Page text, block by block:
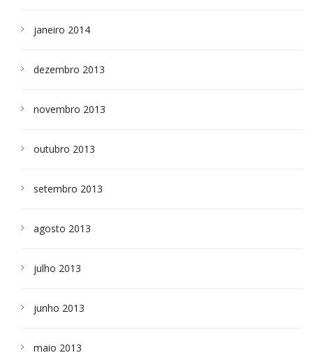
janeiro 2014
dezembro 2013
novembro 2013
outubro 2013
setembro 2013
agosto 2013
julho 2013
junho 2013
maio 2013